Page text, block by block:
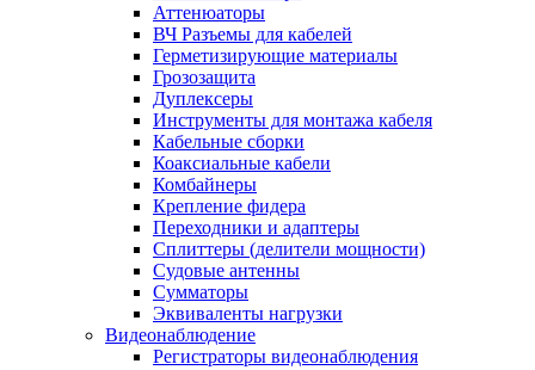
Аттенюаторы
ВЧ Разъемы для кабелей
Герметизирующие материалы
Грозозащита
Дуплексеры
Инструменты для монтажа кабеля
Кабельные сборки
Коаксиальные кабели
Комбайнеры
Крепление фидера
Переходники и адаптеры
Сплиттеры (делители мощности)
Судовые антенны
Сумматоры
Эквиваленты нагрузки
Видеонаблюдение
Регистраторы видеонаблюдения